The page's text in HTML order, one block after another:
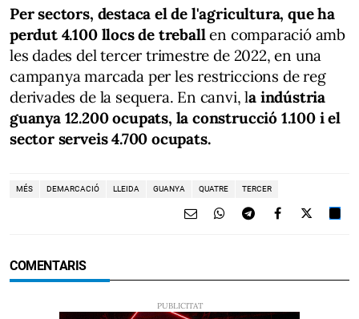
Per sectors, destaca el de l'agricultura, que ha
perdut 4.100 llocs de treballen comparació amb
les dades del tercer trimestre de 2022, en una
campanya marcada per les restriccions de reg
derivades de la sequera. En canvi, la indústria
guanya 12.200 ocupats, la construcció 1.100 i el
sector serveis 4.700 ocupats.
MÉS DEMARCACIÓ LLEIDA GUANYA QUATRE TERCER
COMENTARIS